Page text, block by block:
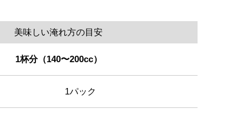
美味しい淹れ方の目安
1杯分（140〜200cc）
1パック